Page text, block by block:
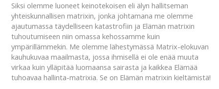
Siksi olemme luoneet keinotekoisen eli älyn hallitseman
yhteiskunnallisen matrixin, jonka johtamana me olemme
ajautumassa täydelliseen katastrofiin ja Elämän matrixin
tuhoutumiseen niin omassa kehossamme kuin
ympärillämmekin. Me olemme lähestymässä Matrix-elokuvan
kauhukuvaa maailmasta, jossa ihmisellä ei ole enää muuta
virkaa kuin ylläpitää luomaansa sairasta ja kaikkea Elämää
tuhoavaa hallinta-matrixia. Se on Elämän matrixin kieltämistä!